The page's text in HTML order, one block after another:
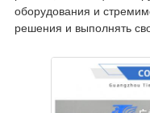
оборудования и
решения и выполнять